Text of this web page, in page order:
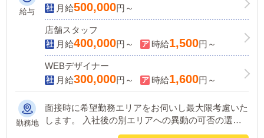
給与
月給500,000円～
店舗スタッフ
月給400,000円～ 時給1,500円～
WEBデザイナー
月給300,000円～ 時給1,600円～
勤務地
面接時に希望勤務エリアをお伺いし最大限考慮いた
します。 入社後の別エリアへの異動の可否の選択
可能です。(変更は随時可能) ＜下記いずれかの店舗